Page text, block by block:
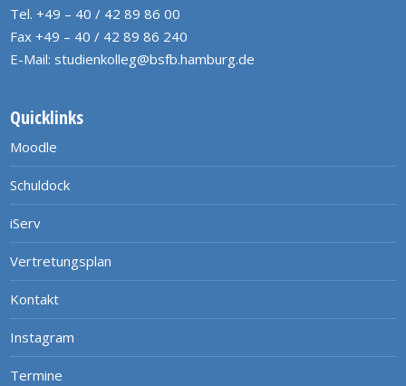
Tel. +49 – 40 / 42 89 86 00
Fax +49 – 40 / 42 89 86 240
E-Mail: studienkolleg@bsfb.hamburg.de
Quicklinks
Moodle
Schuldock
iServ
Vertretungsplan
Kontakt
Instagram
Termine